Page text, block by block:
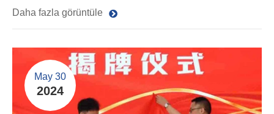
Daha fazla görüntüle
May 30
2024